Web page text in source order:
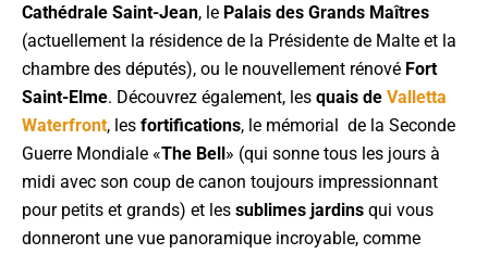
Cathédrale Saint-Jean, le Palais des Grands Maîtres
(actuellement la résidence de la Présidente de Malte et la
chambre des députés), ou le nouvellement rénové Fort
Saint-Elme. Découvrez également, les quais de Valletta
Waterfront, les fortifications, le mémorial de la Seconde
Guerre Mondiale «The Bell» (qui sonne tous les jours à
midi avec son coup de canon toujours impressionnant
pour petits et grands) et les sublimes jardins qui vous
donneront une vue panoramique incroyable, comme